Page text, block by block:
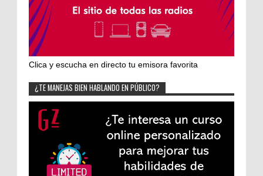
Clica y escucha en directo tu emisora favorita
¿TE MANEJAS BIEN HABLANDO EN PÚBLICO?